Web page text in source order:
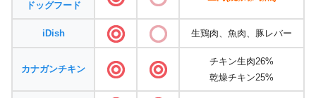
ドッグフード
iDish 生鶏肉、魚肉、豚レバー
カナガンチキン
チキン生肉26%
乾燥チキン25%